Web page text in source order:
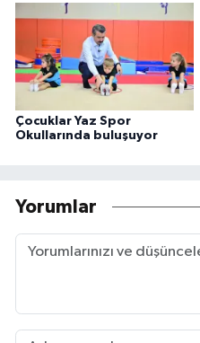
Çocuklar Yaz Spor
Okullarında buluşuyor
Yorumlar